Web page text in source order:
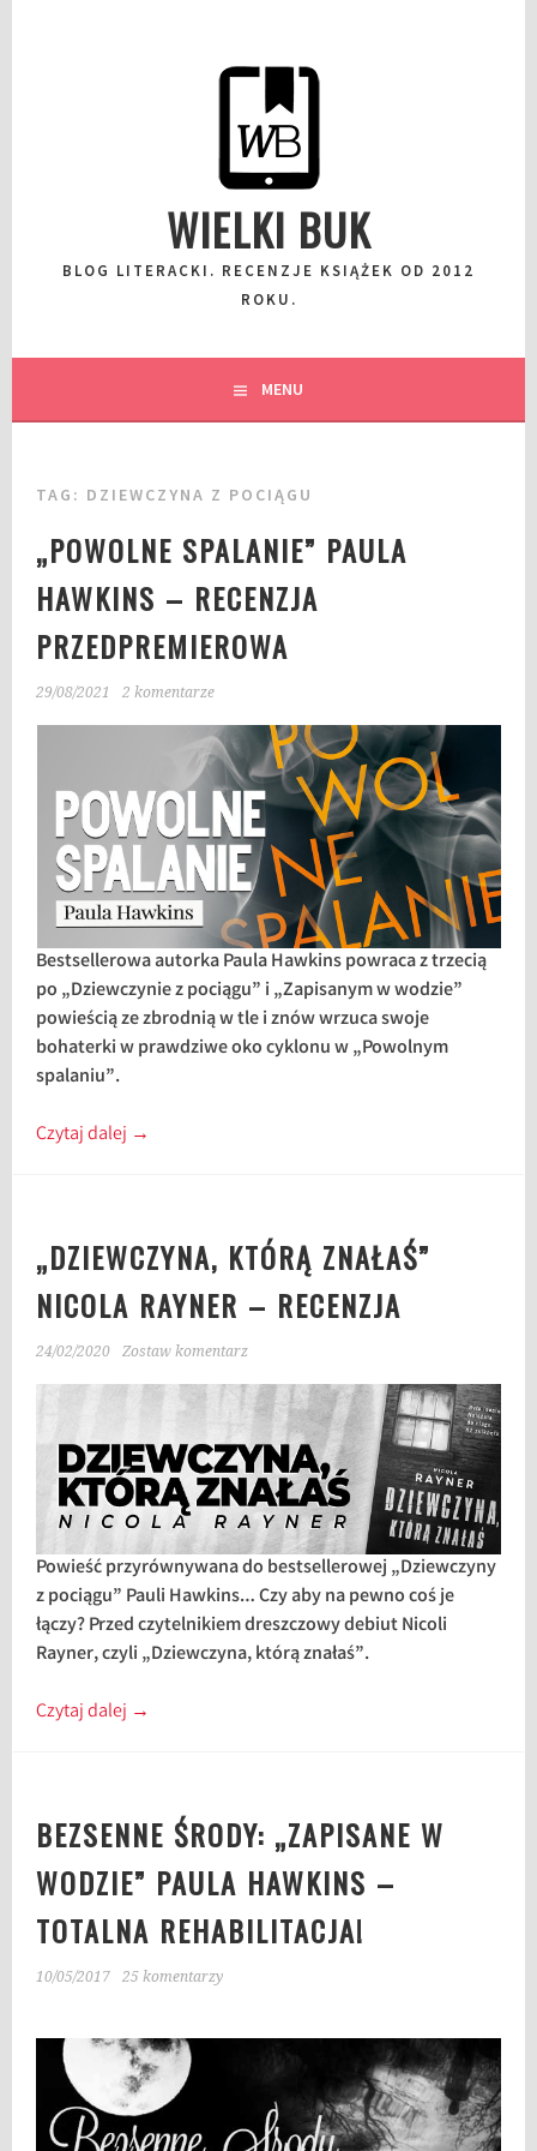
WIELKI BUK
BLOG LITERACKI. RECENZJE KSIĄŻEK OD 2012
ROKU.
MENU
TAG: DZIEWCZYNA Z POCIĄGU
„POWOLNE SPALANIE” PAULA
HAWKINS – RECENZJA
PRZEDPREMIEROWA
29/08/2021 2 komentarze
Bestsellerowa autorka Paula Hawkins powraca z trzecią
po „Dziewczynie z pociągu” i „Zapisanym w wodzie”
powieścią ze zbrodnią w tle i znów wrzuca swoje
bohaterki w prawdziwe oko cyklonu w „Powolnym
spalaniu”.
Czytaj dalej →
„DZIEWCZYNA, KTÓRĄ ZNAŁAŚ”
NICOLA RAYNER – RECENZJA
24/02/2020 Zostaw komentarz
Powieść przyrównywana do bestsellerowej „Dziewczyny
z pociągu” Pauli Hawkins… Czy aby na pewno coś je
łączy? Przed czytelnikiem dreszczowy debiut Nicoli
Rayner, czyli „Dziewczyna, którą znałaś”.
Czytaj dalej →
BEZSENNE ŚRODY: „ZAPISANE W
WODZIE” PAULA HAWKINS –
TOTALNA REHABILITACJA!
10/05/2017 25 komentarzy